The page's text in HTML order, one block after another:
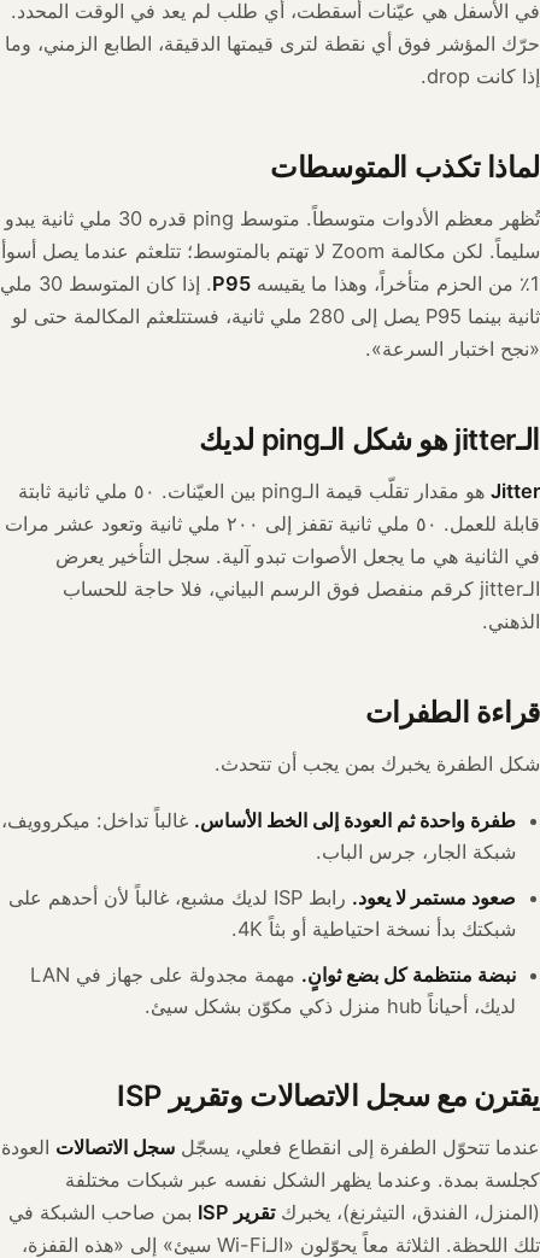
في الأسفل هي عيّنات أُسقطت، أي طلب لم يعد في الوقت المحدد.
حرّك المؤشر فوق أي نقطة لترى قيمتها الدقيقة، الطابع الزمني، وما
إذا كانت drop.
لماذا تكذب المتوسطات
تُظهر معظم الأدوات متوسطاً. متوسط ping قدره 30 ملي ثانية يبدو
سليماً. لكن مكالمة Zoom لا تهتم بالمتوسط؛ تتلعثم عندما يصل أسوأ
1٪ من الحزم متأخراً، وهذا ما يقيسه
P95
. إذا كان المتوسط 30 ملي
ثانية بينما P95 يصل إلى 280 ملي ثانية، فستتلعثم المكالمة حتى لو
«نجح اختبار السرعة».
الـjitter هو شكل الـping لديك
Jitter
هو مقدار تقلّب قيمة الـping بين العيّنات. ٥٠ ملي ثانية ثابتة
قابلة للعمل. ٥٠ ملي ثانية تقفز إلى ٢٠٠ ملي ثانية وتعود عشر مرات
في الثانية هي ما يجعل الأصوات تبدو آلية. سجل التأخير يعرض
الـjitter كرقم منفصل فوق الرسم البياني، فلا حاجة للحساب
الذهني.
قراءة الطفرات
شكل الطفرة يخبرك بمن يجب أن تتحدث.
طفرة واحدة ثم العودة إلى الخط الأساس. غالباً تداخل: ميكروويف،
شبكة الجار، جرس الباب.
صعود مستمر لا يعود.
رابط ISP لديك مشبع، غالباً لأن أحدهم على
شبكتك بدأ نسخة احتياطية أو بثاً 4K.
نبضة منتظمة كل بضع ثوانٍ.
مهمة مجدولة على جهاز في LAN
لديك، أحياناً hub منزل ذكي مكوّن بشكل سيئ.
يقترن مع سجل الاتصالات وتقرير ISP
عندما تتحوّل الطفرة إلى انقطاع فعلي، يسجّل سجل الاتصالات العودة
كجلسة بمدة. وعندما يظهر الشكل نفسه عبر شبكات مختلفة
(المنزل، الفندق، التيثرنغ)، يخبركتقرير ISP
بمن صاحب الشبكة في
تلك اللحظة. الثلاثة معاً يحوّلون «الـWi-Fi سيئ» إلى «هذه القفزة،